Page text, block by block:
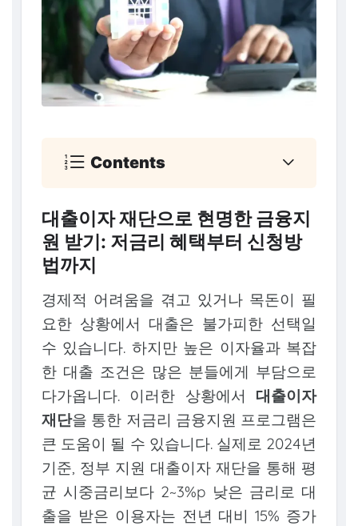
Contents
대출이자 재단으로 현명한 금융지
원 받기: 저금리 혜택부터 신청방
법까지
경제적 어려움을 겪고 있거나 목돈이 필
요한 상황에서 대출은 불가피한 선택일
수 있습니다. 하지만 높은 이자율과 복잡
한 대출 조건은 많은 분들에게 부담으로
다가옵니다. 이러한 상황에서 대출이자
재단을 통한 저금리 금융지원 프로그램은
큰 도움이 될 수 있습니다. 실제로 2024년
기준, 정부 지원 대출이자 재단을 통해 평
균 시중금리보다 2~3%p 낮은 금리로 대
출을 받은 이용자는 전년 대비 15% 증가